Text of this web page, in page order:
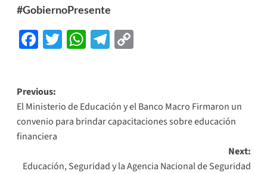
#GobiernoPresente
Facebook
Twitter
WhatsApp
Telegram
Copy
Previous:
El Ministerio de Educación y el Banco Macro Firmaron un
convenio para brindar capacitaciones sobre educación
financiera
Next:
Educación, Seguridad y la Agencia Nacional de Seguridad